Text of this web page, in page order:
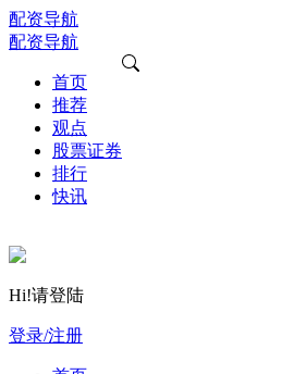
配资导航
配资导航
首页
推荐
观点
股票证券
排行
快讯
Hi!请登陆
登录/注册